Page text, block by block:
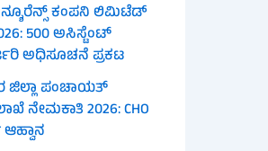
ಕಂಪನಿ ಲಿಮಿಟೆಡ್
500 ಅಸಿಸ್ಟೆಂಟ್
ಅಧಿಸೂಚನೆ ಪ್ರಕಟ
ಜಿಲ್ಲಾ ಪಂಚಾಯತ್
ನೇಮಕಾತಿ 2026: CHO